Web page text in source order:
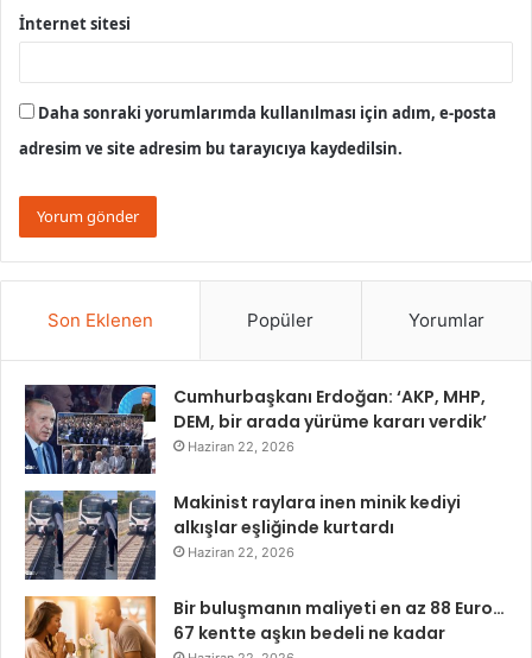
İnternet sitesi
Daha sonraki yorumlarımda kullanılması için adım, e-posta
adresim ve site adresim bu tarayıcıya kaydedilsin.
Son Eklenen Popüler Yorumlar
Cumhurbaşkanı Erdoğan: ‘AKP, MHP,
DEM, bir arada yürüme kararı verdik’
Haziran 22, 2026
Makinist raylara inen minik kediyi
alkışlar eşliğinde kurtardı
Haziran 22, 2026
Bir buluşmanın maliyeti en az 88 Euro…
67 kentte aşkın bedeli ne kadar